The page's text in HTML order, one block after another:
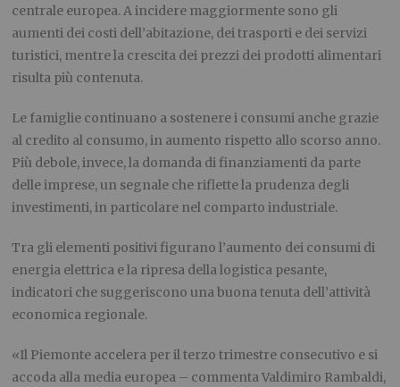
centrale europea. A incidere maggiormente sono gli
aumenti dei costi dell’abitazione, dei trasporti e dei servizi
turistici, mentre la crescita dei prezzi dei prodotti alimentari
risulta più contenuta.
Le famiglie continuano a sostenere i consumi anche grazie
al credito al consumo, in aumento rispetto allo scorso anno.
Più debole, invece, la domanda di finanziamenti da parte
delle imprese, un segnale che riflette la prudenza degli
investimenti, in particolare nel comparto industriale.
Tra gli elementi positivi figurano l’aumento dei consumi di
energia elettrica e la ripresa della logistica pesante,
indicatori che suggeriscono una buona tenuta dell’attività
economica regionale.
«Il Piemonte accelera per il terzo trimestre consecutivo e si
accoda alla media europea – commenta Valdimiro Rambaldi,